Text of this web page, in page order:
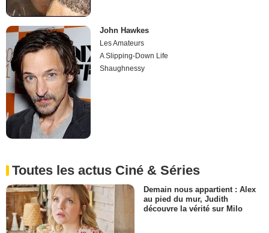
John Hawkes
Les Amateurs
A Slipping-Down Life
Shaughnessy
Toutes les actus Ciné & Séries
Demain nous appartient : Alex
au pied du mur, Judith
découvre la vérité sur Milo